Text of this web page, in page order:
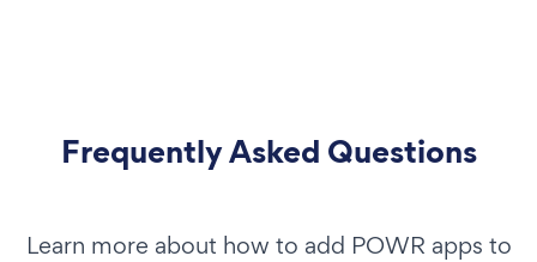
Frequently Asked Questions
Learn more about how to add POWR apps to